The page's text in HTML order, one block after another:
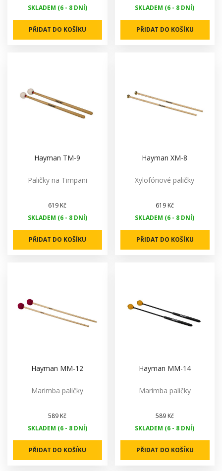
SKLADEM (6 - 8 DNÍ)
PŘIDAT DO KOŠÍKU
SKLADEM (6 - 8 DNÍ)
PŘIDAT DO KOŠÍKU
Hayman TM-9
Paličky na Timpani
619 Kč
SKLADEM (6 - 8 DNÍ)
PŘIDAT DO KOŠÍKU
Hayman XM-8
Xylofónové paličky
619 Kč
SKLADEM (6 - 8 DNÍ)
PŘIDAT DO KOŠÍKU
Hayman MM-12
Marimba paličky
589 Kč
SKLADEM (6 - 8 DNÍ)
PŘIDAT DO KOŠÍKU
Hayman MM-14
Marimba paličky
589 Kč
SKLADEM (6 - 8 DNÍ)
PŘIDAT DO KOŠÍKU